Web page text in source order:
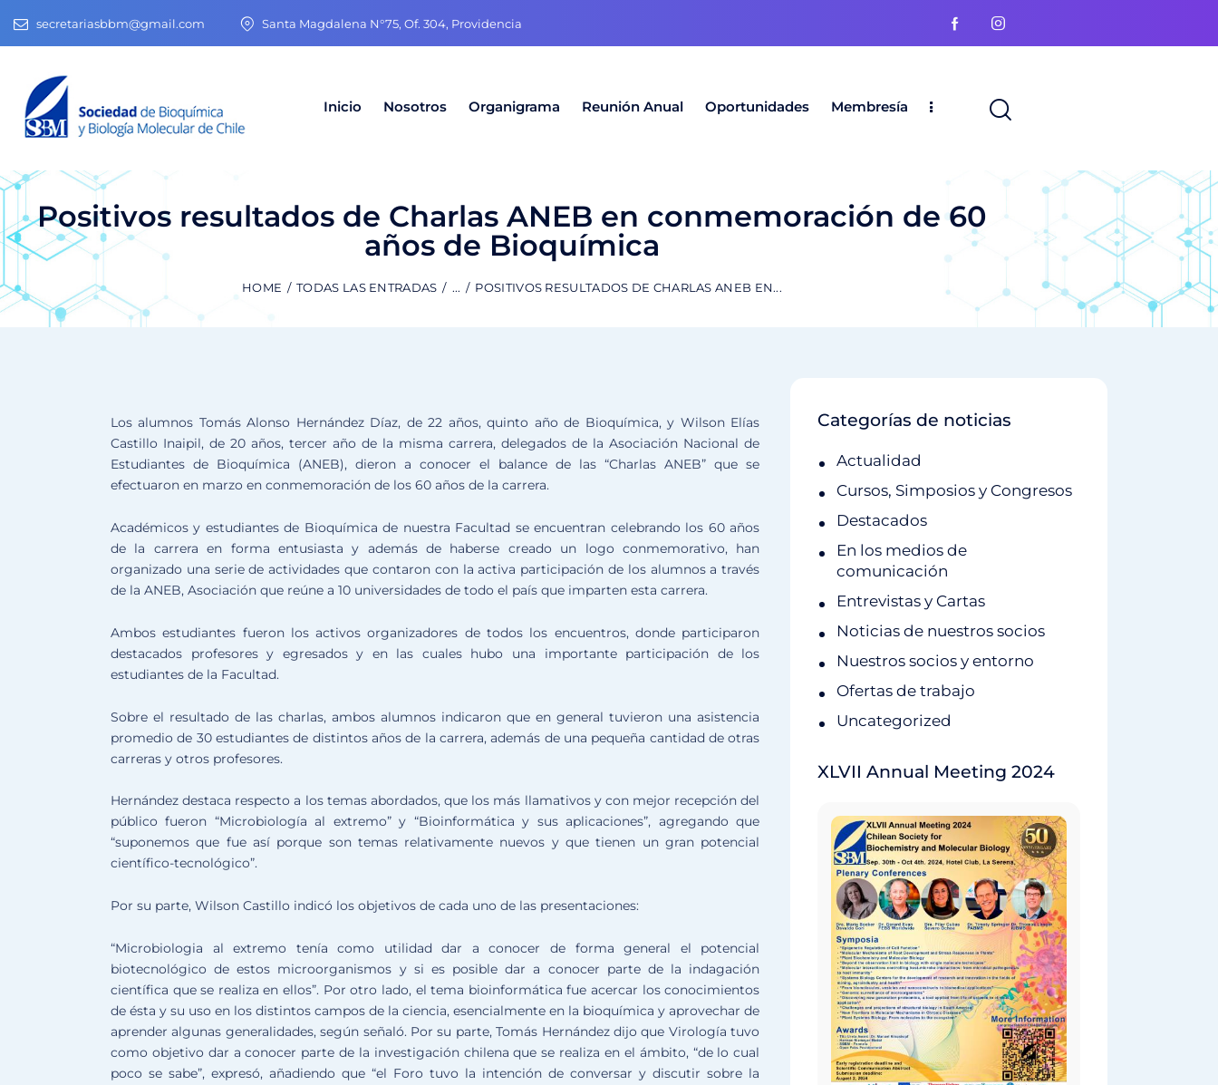
secretariasbbm@gmail.com Santa Magdalena N°75, Of. 304, Providencia
Inicio Nosotros Organigrama Reunión Anual Oportunidades Membresía
Positivos resultados de Charlas ANEB en conmemoración de 60
años de Bioquímica
HOME TODAS LAS ENTRADAS ... POSITIVOS RESULTADOS DE CHARLAS ANEB EN...
Los alumnos Tomás Alonso Hernández Díaz, de 22 años, quinto año de Bioquímica, y Wilson Elías
Castillo Inaipil, de 20 años, tercer año de la misma carrera, delegados de la Asociación Nacional de
Estudiantes de Bioquímica (ANEB), dieron a conocer el balance de las “Charlas ANEB” que se
efectuaron en marzo en conmemoración de los 60 años de la carrera.
Académicos y estudiantes de Bioquímica de nuestra Facultad se encuentran celebrando los 60 años
de la carrera en forma entusiasta y además de haberse creado un logo conmemorativo, han
organizado una serie de actividades que contaron con la activa participación de los alumnos a través
de la ANEB, Asociación que reúne a 10 universidades de todo el país que imparten esta carrera.
Ambos estudiantes fueron los activos organizadores de todos los encuentros, donde participaron
destacados profesores y egresados y en las cuales hubo una importante participación de los
estudiantes de la Facultad.
Sobre el resultado de las charlas, ambos alumnos indicaron que en general tuvieron una asistencia
promedio de 30 estudiantes de distintos años de la carrera, además de una pequeña cantidad de otras
carreras y otros profesores.
Hernández destaca respecto a los temas abordados, que los más llamativos y con mejor recepción del
público fueron “Microbiología al extremo” y “Bioinformática y sus aplicaciones”, agregando que
“suponemos que fue así porque son temas relativamente nuevos y que tienen un gran potencial
científico-tecnológico”.
Por su parte, Wilson Castillo indicó los objetivos de cada uno de las presentaciones:
“Microbiologia al extremo tenía como utilidad dar a conocer de forma general el potencial
biotecnológico de estos microorganismos y si es posible dar a conocer parte de la indagación
científica que se realiza en ellos”. Por otro lado, el tema bioinformática fue acercar los conocimientos
de ésta y su uso en los distintos campos de la ciencia, esencialmente en la bioquímica y aprovechar de
aprender algunas generalidades, según señaló. Por su parte, Tomás Hernández dijo que Virología tuvo
como objetivo dar a conocer parte de la investigación chilena que se realiza en el ámbito, “de lo cual
poco se sabe”, expresó, añadiendo que “el Foro tuvo la intención de conversar y discutir sobre la
Categorías de noticias
Actualidad
Cursos, Simposios y Congresos
Destacados
En los medios de
comunicación
Entrevistas y Cartas
Noticias de nuestros socios
Nuestros socios y entorno
Ofertas de trabajo
Uncategorized
XLVII Annual Meeting 2024